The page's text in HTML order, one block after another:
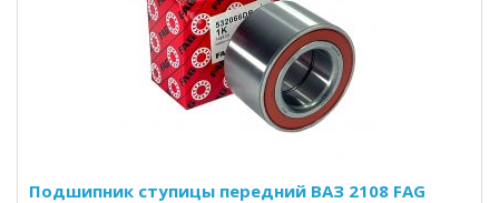
Подшипник ступицы передний ВАЗ 2108 FAG